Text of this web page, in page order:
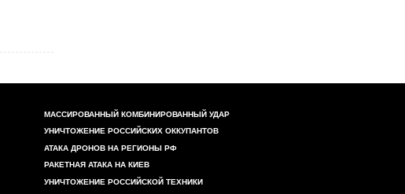
МАССИРОВАННЫЙ КОМБИНИРОВАННЫЙ УДАР
УНИЧТОЖЕНИЕ РОССИЙСКИХ ОККУПАНТОВ
АТАКА ДРОНОВ НА РЕГИОНЫ РФ
РАКЕТНАЯ АТАКА НА КИЕВ
УНИЧТОЖЕНИЕ РОССИЙСКОЙ ТЕХНИКИ